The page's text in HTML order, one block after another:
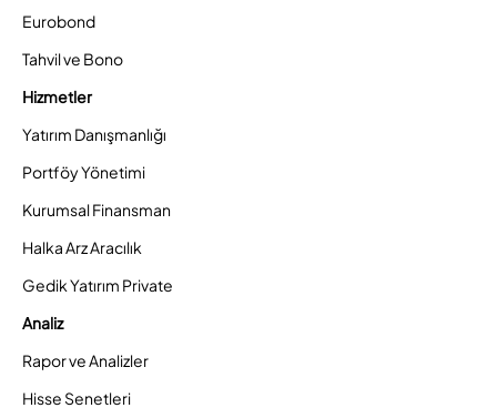
Eurobond
Tahvil ve Bono
Hizmetler
Yatırım Danışmanlığı
Portföy Yönetimi
Kurumsal Finansman
Halka Arz Aracılık
Gedik Yatırım Private
Analiz
Rapor ve Analizler
Hisse Senetleri